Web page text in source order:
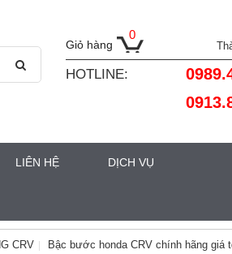
Giỏ hàng
0
HOTLINE:
LIÊN HỆ DỊCH VỤ
CRV Bậc bước honda CRV chính hãng giá